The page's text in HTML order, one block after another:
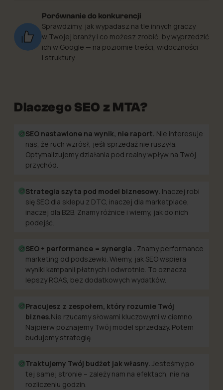
Porównanie do konkurencji
Sprawdzimy, jak wypadasz na tle innych graczy
w Twojej branży i co możesz zrobić, by wyprzedzić
ich w Google — na poziomie treści, widoczności
i struktury.
Dlaczego SEO z MTA?
SEO nastawione na wynik, nie raport. Nie interesuje
nas, że ruch wzrósł, jeśli sprzedaż nie ruszyła.
Optymalizujemy działania pod realny wpływ na Twój
przychód.
Strategia szyta pod model biznesowy. Inaczej robi
się SEO dla sklepu z DTC, inaczej dla marketplace,
inaczej dla B2B. Znamy różnice i wiemy, jak do nich
podejść.
SEO + performance = synergia . Znamy performance
marketing od podszewki. Wiemy, jak SEO wspiera
wyniki kampanii płatnych i odwrotnie. To oznacza
lepszy ROAS, bez dodatkowych wydatków.
Pracujesz z zespołem, który rozumie Twój
biznes.Nie rzucamy słowami kluczowymi w ciemno.
Najpierw poznajemy Twój model sprzedaży. Potem
budujemy strategię.
Traktujemy Twój budżet jak własny. Jesteśmy po
tej samej stronie – zależy nam na efektach, nie na
rozliczeniu godzin.